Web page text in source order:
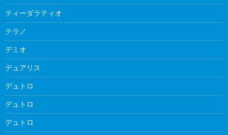
ティーダラティオ
テラノ
デミオ
デュアリス
デュトロ
デュトロ
デュトロ